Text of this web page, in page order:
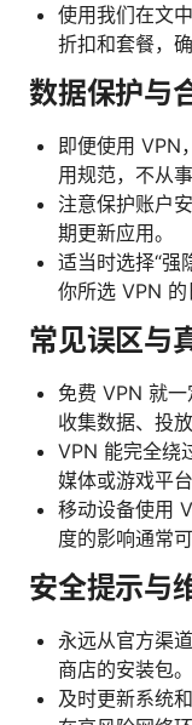
使用我们在文
折扣和套餐，
数据保护与
即便使用 VPN
用规范，不从
注意保护账户
期更新应用。
适当时选择“强
你所选 VPN 的
常见误区与
免费 VPN 就
收集数据、投
VPN 能完全绕
媒体或游戏平
移动设备使用
度的影响通常
安全提示与
永远从官方渠
商店的安装包。
及时更新系统